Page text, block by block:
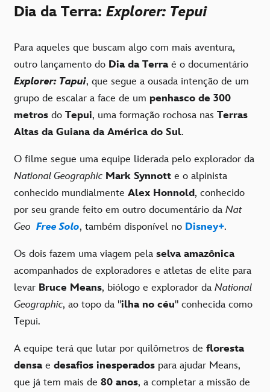
Dia da Terra: Explorer: Tepui
Para aqueles que buscam algo com mais aventura,
outro lançamento do Dia da Terraé o documentário
Explorer: Tapui, que segue a ousada intenção de um
grupo de escalar a face de um penhasco de 300
metros do Tepui, uma formação rochosa nas Terras
Altas da Guiana da América do Sul.
O filme segue uma equipe liderada pelo explorador da
National Geographic Mark Synnott e o alpinista
conhecido mundialmente Alex Honnold, conhecido
por seu grande feito em outro documentário da Nat
Geo Free Solo, também disponível no Disney+.
Os dois fazem uma viagem pela selva amazônica
acompanhados de exploradores e atletas de elite para
levar Bruce Means, biólogo e explorador da National
Geographic, ao topo da "ilha no céu" conhecida como
Tepui.
A equipe terá que lutar por quilômetros de floresta
densae desafios inesperados para ajudar Means,
que já tem mais de 80 anos, a completar a missão de